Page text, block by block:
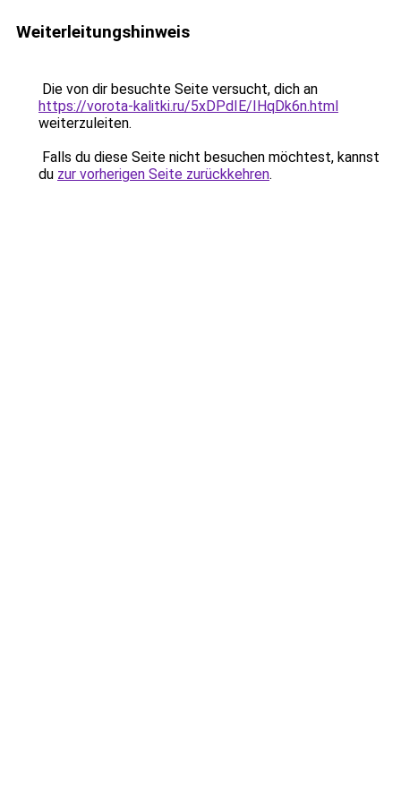
Weiterleitungshinweis
Die von dir besuchte Seite versucht, dich an
https://vorota-kalitki.ru/5xDPdIE/IHqDk6n.html
weiterzuleiten.
Falls du diese Seite nicht besuchen möchtest, kannst
du zur vorherigen Seite zurückkehren.